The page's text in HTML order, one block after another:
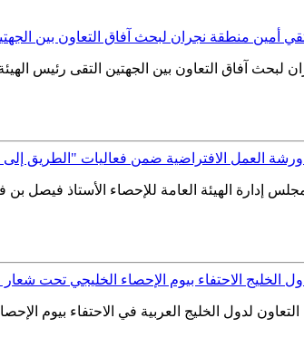
أمين منطقة نجران لبحث آفاق التعاون بين
لبحث آفاق التعاون بين الجهتين التقى رئيس
ورشة العمل الافتراضية ضمن فعاليات "الطريق
إدارة الهيئة العامة للإحصاء الأستاذ فيصل
الخليج الاحتفاء بيوم الإحصاء الخليجي تحت